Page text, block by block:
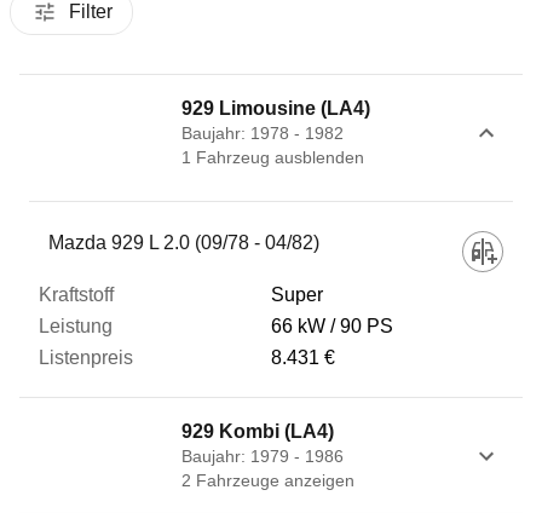
Filter
929 Limousine (LA4)
Baujahr: 1978 - 1982
1 Fahrzeug ausblenden
Fahrzeug
Kraftstoff
Leistung
Mazda 929 L 2.0 (09/78 - 04/82)
Super
66 kW
90 PS
8.431 €
929 Kombi (LA4)
Baujahr: 1979 - 1986
2 Fahrzeuge anzeigen